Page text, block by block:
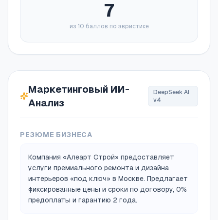
7
из 10 баллов по эвристике
Маркетинговый ИИ-
Анализ
DeepSeek AI
v4
РЕЗЮМЕ БИЗНЕСА
Компания «Алеарт Строй» предоставляет
услуги премиального ремонта и дизайна
интерьеров «под ключ» в Москве. Предлагает
фиксированные цены и сроки по договору, 0%
предоплаты и гарантию 2 года.